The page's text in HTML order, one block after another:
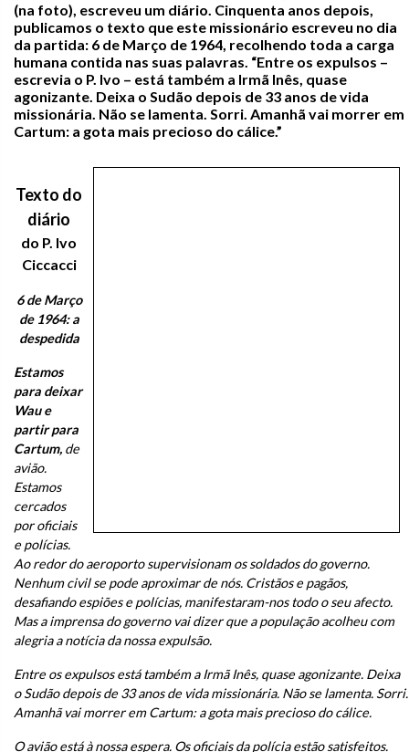
(na foto), escreveu um diário. Cinquenta anos depois,
publicamos o texto que este missionário escreveu no dia
da partida: 6 de Março de 1964, recolhendo toda a carga
humana contida nas suas palavras. “Entre os expulsos –
escrevia o P. Ivo – está também a Irmã Inês, quase
agonizante. Deixa o Sudão depois de 33 anos de vida
missionária. Não se lamenta. Sorri. Amanhã vai morrer em
Cartum: a gota mais precioso do cálice.”
Texto do
diário
do P. Ivo
Ciccacci
6 de Março
de 1964: a
despedida
Estamos
para deixar
Wau e
partir para
Cartum, de
avião.
Estamos
cercados
por oficiais
e polícias.
Ao redor do aeroporto supervisionam os soldados do governo.
Nenhum civil se pode aproximar de nós. Cristãos e pagãos,
desafiando espiões e polícias, manifestaram-nos todo o seu afecto.
Mas a imprensa do governo vai dizer que a população acolheu com
alegria a notícia da nossa expulsão.
Entre os expulsos está também a Irmã Inês, quase agonizante. Deixa
o Sudão depois de 33 anos de vida missionária. Não se lamenta. Sorri.
Amanhã vai morrer em Cartum: a gota mais precioso do cálice.
O avião está à nossa espera. Os oficiais da polícia estão satisfeitos.